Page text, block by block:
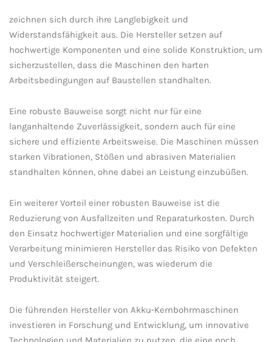
zeichnen sich durch ⁣ihre Langlebigkeit und
Widerstandsfähigkeit aus. Die⁢ Hersteller setzen auf
hochwertige Komponenten und⁢ eine solide Konstruktion, um⁢
sicherzustellen, dass die Maschinen​ den harten
Arbeitsbedingungen auf Baustellen standhalten.
Eine robuste Bauweise sorgt nicht nur für ‌eine
langanhaltende Zuverlässigkeit, sondern auch für eine
⁤sichere ‌und⁤ effiziente Arbeitsweise. ‍Die Maschinen müssen
starken Vibrationen, Stößen und‍ abrasiven Materialien
standhalten können, ohne dabei‍ an Leistung einzubüßen.
Ein ⁣weiterer ⁣Vorteil einer‌ robusten⁣ Bauweise⁤ ist​ die
Reduzierung von Ausfallzeiten und Reparaturkosten. Durch
den Einsatz hochwertiger‌ Materialien und eine sorgfältige
Verarbeitung minimieren ⁢Hersteller das Risiko von ​Defekten
und Verschleißerscheinungen, was⁢ wiederum​ die
Produktivität‍ steigert.
Die führenden Hersteller von Akku-Kernbohrmaschinen
investieren in‍ Forschung und Entwicklung, um⁣ innovative‌